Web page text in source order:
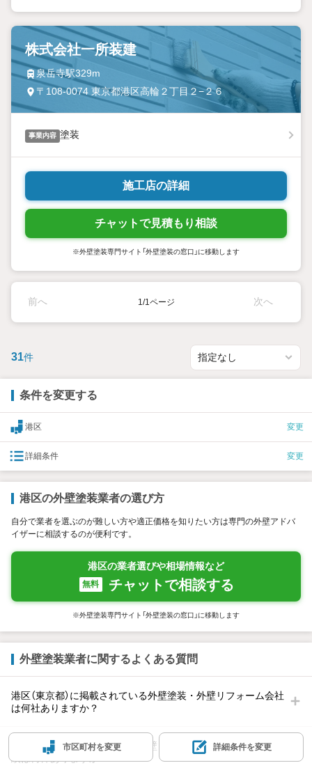
株式会社一所装建
泉岳寺駅329m
〒108-0074 東京都港区高輪２丁目２−２６
事業内容 塗装
施工店の詳細
チャットで見積もり相談
※外壁塗装専門サイト「外壁塗装の窓口」に移動します
前へ 1/1ページ 次へ
31件
条件を変更する
港区 変更
詳細条件 変更
港区の外壁塗装業者の選び方
自分で業者を選ぶのが難しい方や適正価格を知りたい方は専門の外壁アドバ
イザーに相談するのが便利です。
港区の業者選びや相場情報など
無料 チャットで相談する
※外壁塗装専門サイト「外壁塗装の窓口」に移動します
外壁塗装業者に関するよくある質問
港区（東京都）に掲載されている外壁塗装・外壁リフォーム会社
は何社ありますか？
港区（東京都）での外壁塗装・外壁リフォーム会社を紹介した実
績は何件ありますか？
市区町村を変更 詳細条件を変更